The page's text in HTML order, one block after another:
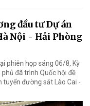
đầu tư Dự án
Nội - Hải Phòng
phiên họp sáng 06/8, Kỳ
đã trình Quốc hội đề
đường sắt Lào Cai -